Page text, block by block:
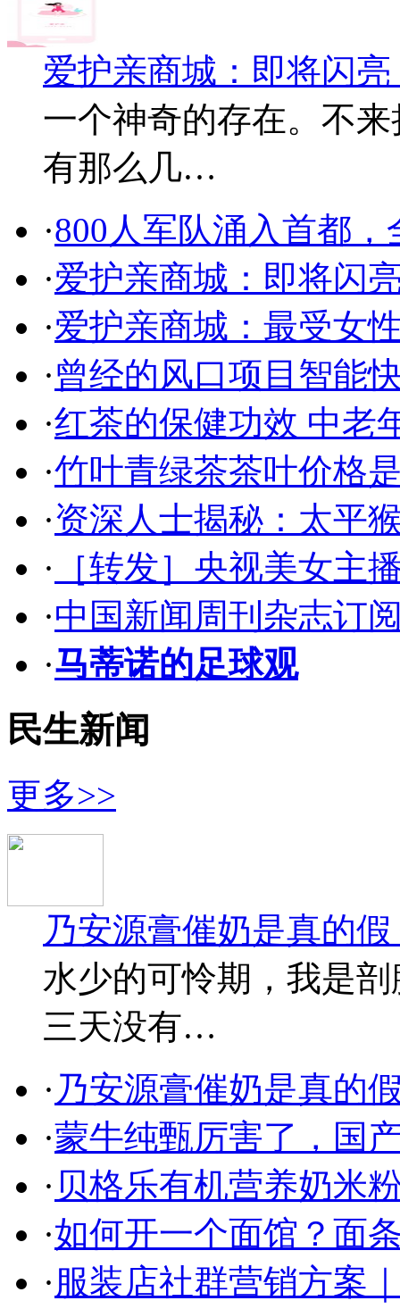
爱护亲商城：即将闪亮
一个神奇的存在。不
有那么几…
·800人军队涌入首都
·爱护亲商城：即将闪
·爱护亲商城：最受女
·曾经的风口项目智能
·红茶的保健功效 中老
·竹叶青绿茶茶叶价格
·资深人士揭秘：太平
· ［转发］央视美女主
·中国新闻周刊杂志订
·马蒂诺的足球观
民生新闻
更多>>
乃安源膏催奶是真的假
水少的可怜期，我是
三天没有…
· 乃安源膏催奶是真的
·蒙牛纯甄厉害了，国
· 贝格乐有机营养奶米
·如何开一个面馆？面
·服装店社群营销方案